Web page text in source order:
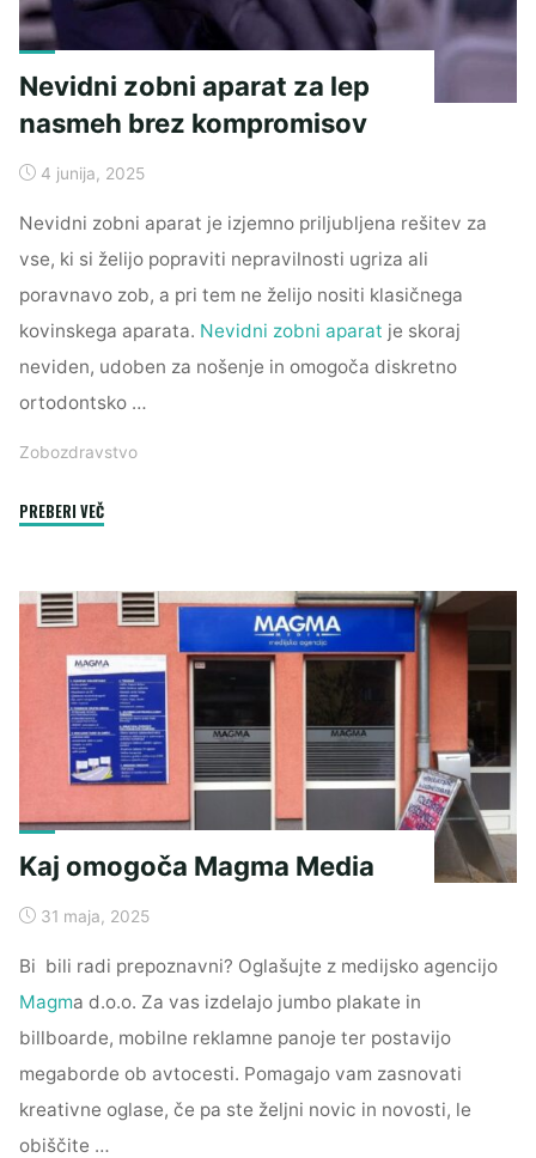
Nevidni zobni aparat za lep
nasmeh brez kompromisov
4 junija, 2025
Nevidni zobni aparat je izjemno priljubljena rešitev za
vse, ki si želijo popraviti nepravilnosti ugriza ali
poravnavo zob, a pri tem ne želijo nositi klasičnega
kovinskega aparata. Nevidni zobni aparat je skoraj
neviden, udoben za nošenje in omogoča diskretno
ortodontsko …
Zobozdravstvo
PREBERI VEČ"Nevidni
za
lep
nasmeh
brez
kompromisov"
Kaj omogoča Magma Media
31 maja, 2025
Bi bili radi prepoznavni? Oglašujte z medijsko agencijo
Magma d.o.o. Za vas izdelajo jumbo plakate in
billboarde, mobilne reklamne panoje ter postavijo
megaborde ob avtocesti. Pomagajo vam zasnovati
kreativne oglase, če pa ste željni novic in novosti, le
obiščite …